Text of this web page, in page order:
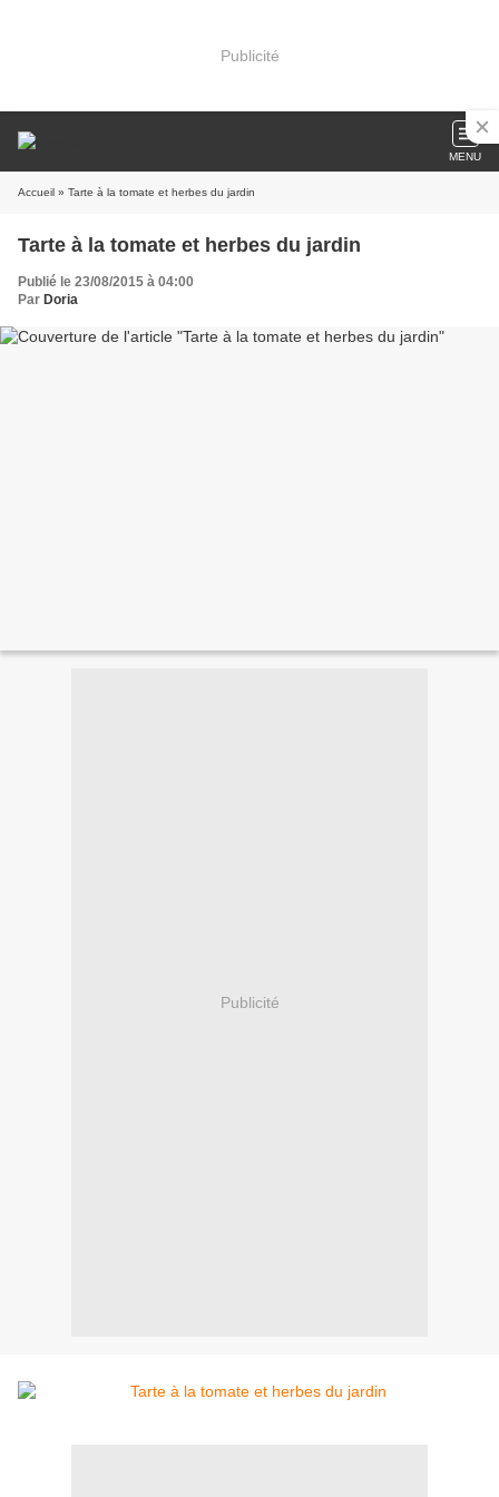
Publicité
MENU
Accueil » Tarte à la tomate et herbes du jardin
Tarte à la tomate et herbes du jardin
Publié le 23/08/2015 à 04:00
Par Doria
Publicité